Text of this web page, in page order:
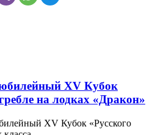
XV Кубок
на лодках «Дракон»
XV Кубок «Русского